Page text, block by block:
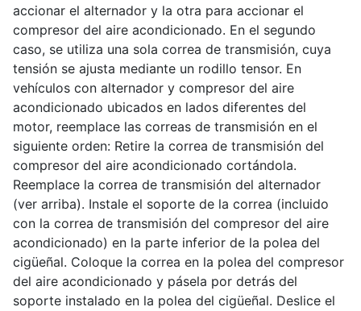
accionar el alternador y la otra para accionar el
compresor del aire acondicionado. En el segundo
caso, se utiliza una sola correa de transmisión, cuya
tensión se ajusta mediante un rodillo tensor. En
vehículos con alternador y compresor del aire
acondicionado ubicados en lados diferentes del
motor, reemplace las correas de transmisión en el
siguiente orden: Retire la correa de transmisión del
compresor del aire acondicionado cortándola.
Reemplace la correa de transmisión del alternador
(ver arriba). Instale el soporte de la correa (incluido
con la correa de transmisión del compresor del aire
acondicionado) en la parte inferior de la polea del
cigüeñal. Coloque la correa en la polea del compresor
del aire acondicionado y pásela por detrás del
soporte instalado en la polea del cigüeñal. Deslice el